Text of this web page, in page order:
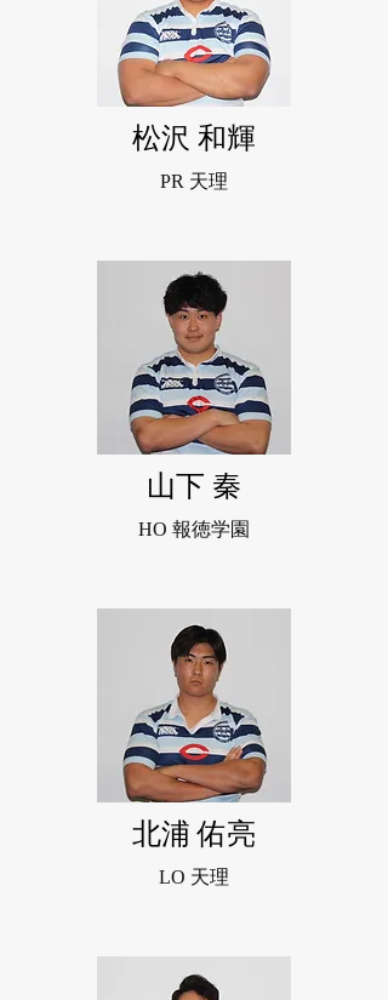
松沢 和輝
PR 天理
山下 秦
HO 報徳学園
北浦 佑亮
LO 天理